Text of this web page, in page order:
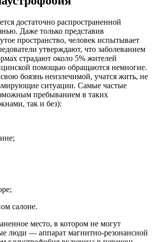
достаточно распространенной
Даже только представив
пространство, человек испытывает
утверждают, что заболеванием
страдают около 5% жителей
помощью обращаются немногие.
боязнь неизлечимой, учатся жить, не
ситуации. Самые частые
пребыванием в таких
так и без):
салоне.
место, в котором не могут
люди — аппарат магнитно-резонансной